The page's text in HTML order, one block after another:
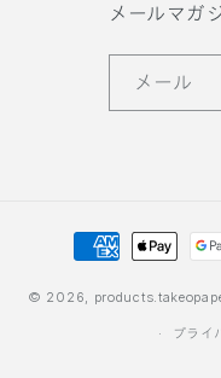
メールマガ
メール
決
済
方
© 2026,
プライ